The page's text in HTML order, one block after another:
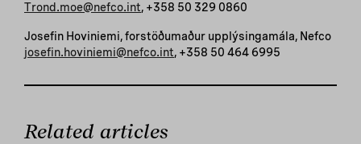
Trond.moe@nefco.int, +358 50 329 0860
Josefin Hoviniemi, forstöðumaður upplýsingamála, Nefco
josefin.hoviniemi@nefco.int, +358 50 464 6995
Related articles